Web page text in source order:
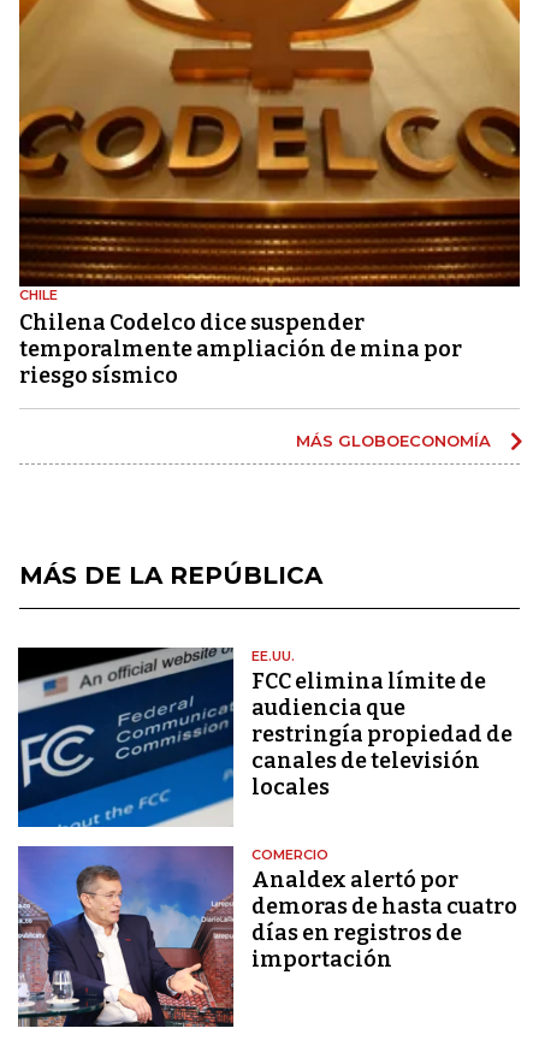
CHILE
Chilena Codelco dice suspender
temporalmente ampliación de mina por
riesgo sísmico
MÁS GLOBOECONOMÍA
MÁS DE LA REPÚBLICA
EE.UU.
FCC elimina límite de
audiencia que
restringía propiedad de
canales de televisión
locales
COMERCIO
Analdex alertó por
demoras de hasta cuatro
días en registros de
importación